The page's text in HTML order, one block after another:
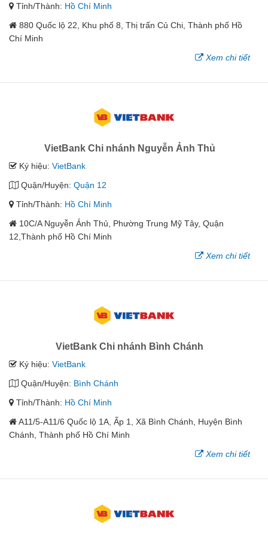
Tỉnh/Thành: Hồ Chí Minh
880 Quốc lộ 22, Khu phố 8, Thị trấn Củ Chi, Thành phố Hồ
Chí Minh
Xem chi tiết
VietBank Chi nhánh Nguyễn Ảnh Thủ
Ký hiệu: VietBank
Quận/Huyện: Quận 12
Tỉnh/Thành: Hồ Chí Minh
10C/A Nguyễn Ảnh Thủ, Phường Trung Mỹ Tây, Quận
12,Thành phố Hồ Chí Minh
Xem chi tiết
VietBank Chi nhánh Bình Chánh
Ký hiệu: VietBank
Quận/Huyện: Bình Chánh
Tỉnh/Thành: Hồ Chí Minh
A11/5-A11/6 Quốc lộ 1A, Ấp 1, Xã Bình Chánh, Huyện Bình
Chánh, Thành phố Hồ Chí Minh
Xem chi tiết